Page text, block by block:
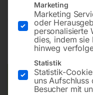
132,00
inkl. MwSt. zzgl.
Lieferzeit:ca. 2 - 3 Tage
Versandkosten
Bitte beachten Sie: Die
Marketing
Marketing
oder
personalisierte
dies, indem sie
hinweg
Statistik
Statistik-
uns Aufschluss
Besucher mit